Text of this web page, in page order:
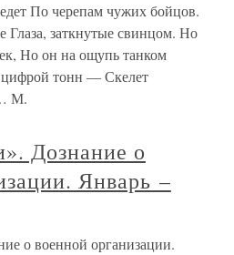
По черепам чужих бойцов.
Глаза, заткнутые свинцом. Но
Но он на ощупь танком
тонн — Скелет
М.
Дознание о
Январь –
о военной организации.